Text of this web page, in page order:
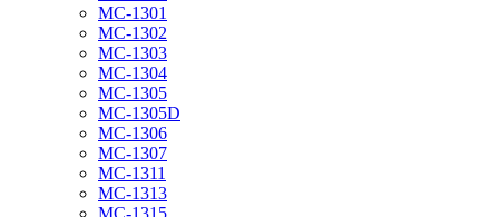
MC-1301
MC-1302
MC-1303
MC-1304
MC-1305
MC-1305D
MC-1306
MC-1307
MC-1311
MC-1313
MC-1315